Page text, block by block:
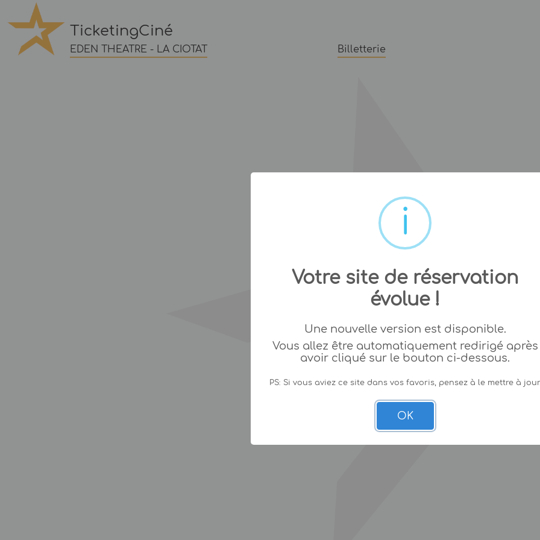
TicketingCiné
EDEN THEATRE - LA CIOTAT Billetterie
Votre site de réservation
évolue !
Une nouvelle version est disponible.
Vous allez être automatiquement redirigé après
avoir cliqué sur le bouton ci-dessous.
PS: Si vous aviez ce site dans vos favoris, pensez à le mettre à
OK